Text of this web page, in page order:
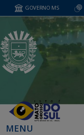
GOVERNO MS
MENU